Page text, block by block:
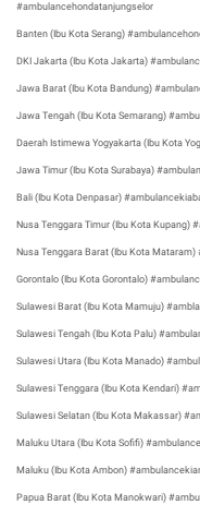
#ambulancehondatanjungselor
Banten (Ibu Kota Serang)
DKI Jakarta (Ibu Kota Jakarta)
Jawa Barat (Ibu Kota Bandung)
Jawa Tengah (Ibu Kota Semarang)
Daerah Istimewa Yogyakarta (Ibu Kota
Jawa Timur (Ibu Kota Surabaya)
Bali (Ibu Kota Denpasar)
Nusa Tenggara Timur (Ibu Kota Kupang)
Nusa Tenggara Barat (Ibu Kota
Gorontalo (Ibu Kota Gorontalo)
Sulawesi Barat (Ibu Kota Mamuju)
Sulawesi Tengah (Ibu Kota Palu)
Sulawesi Utara (Ibu Kota Manado)
Sulawesi Tenggara (Ibu Kota Kendari)
Sulawesi Selatan (Ibu Kota Makassar)
Maluku Utara (Ibu Kota Sofifi)
Maluku (Ibu Kota Ambon)
Papua Barat (Ibu Kota Manokwari)